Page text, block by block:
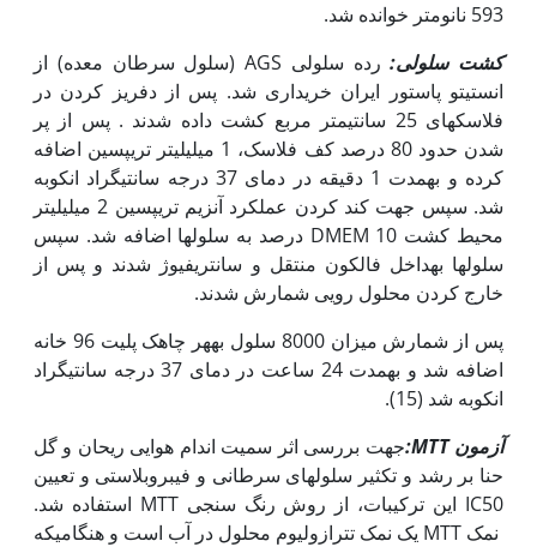
593 نانومتر خوانده شد.
کشت سلولی:
رده سلولی AGS (سلول سرطان معده) از
انستیتو پاستور ایران خریداری شد. پس از دفریز کردن در
فلاسک‏های 25 سانتی‏متر مربع کشت داده شدند . پس از پر
شدن حدود 80 درصد کف فلاسک، 1 میلی‏لیتر تریپسین اضافه
کرده و به‏مدت 1 دقیقه در دمای 37 درجه سانتی‏گراد انکوبه
شد. سپس جهت کند کردن عملکرد آنزیم تریپسین 2 میلی‫لیتر
محیط کشت DMEM 10 درصد به سلول‏ها اضافه شد‫. سپس
سلول‏ها به‏داخل فالکون منتقل و سانتریفیوژ شدند و پس از
خارج کردن محلول رویی شمارش شدند.
پس از شمارش میزان 8000 سلول به‫هر چاهک پلیت 96 خانه
اضافه شد و به‏مدت 24 ساعت در دمای 37 درجه سانتی‫گراد
انکوبه شد (15).
آزمونMTT
:جهت بررسی اثر سمیت اندام هوایی ریحان و گل
حنا بر رشد و تکثیر سلول‏های سرطانی و فیبروبلاستی و تعیین
IC50 این ترکیبات، از روش رنگ سنجی MTT استفاده شد.
نمک MTT یک نمک تترازولیوم محلول در آب است و هنگامی‏که